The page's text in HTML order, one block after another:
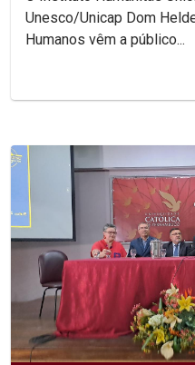
Unesco/Unicap Dom
Humanos vêm a público...